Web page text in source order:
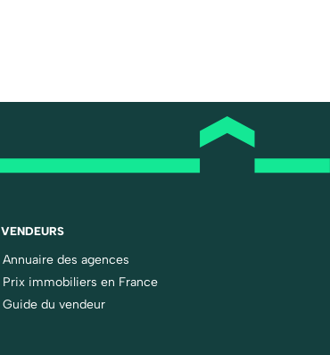
VENDEURS
Annuaire des agences
Prix immobiliers en France
Guide du vendeur